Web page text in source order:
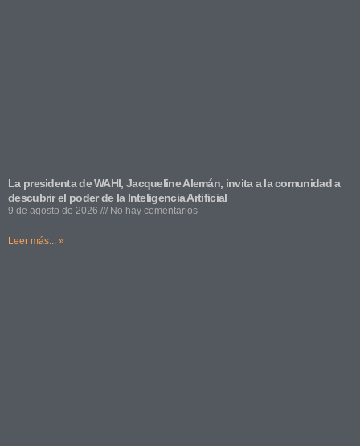
La presidenta de WAHI, Jacqueline Alemán, invita a la comunidad a
descubrir el poder de la Inteligencia Artificial
9 de agosto de 2026 No hay comentarios
Leer más... »